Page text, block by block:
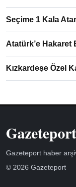
Seçime 1 Kala
Atatürk’e Hakaret
Kızkardeşe Özel
Gazeteport
Gazeteport haber
© 2026 Gazeteport